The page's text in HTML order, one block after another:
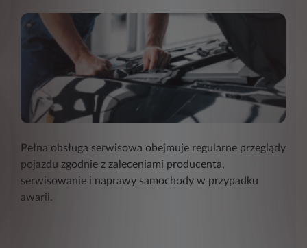
Pełna obsługa serwisowa obejmuje regularne przeglądy
pojazdu zgodnie z zaleceniami producenta,
serwisowanie i naprawy samochody w przypadku
awarii.